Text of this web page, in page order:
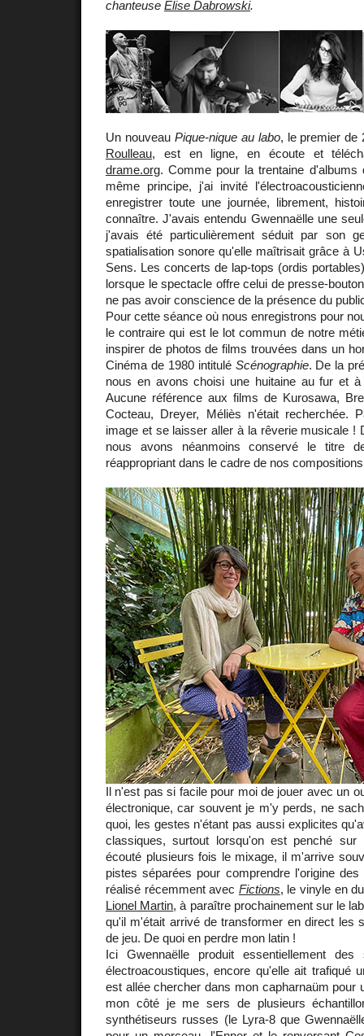
chanteuse Élise Dabrowski.
Un nouveau Pique-nique au labo, le premier de
Roulleau, est en ligne, en écoute et
drame.org. Comme pour la trentaine d'albums
même principe, j'ai invité
enregistrer toute une journée, librement,
connaître. J'avais entendu Gwennaëlle une
j'avais été particulièrement séduit par son
spatialisation sonore qu'elle maîtrisait grâce à
Sens. Les concerts de lap-tops (ordis
lorsque le spectacle offre celui de presse-
ne pas avoir conscience de la présence du
Pour cette séance où nous enregistrons pour
le contraire qui est le lot commun de notre
inspirer de photos de films trouvées dans un
Cinéma de 1980 intitulé Scénographie. De la
nous en avons choisi une huitaine au fur et
Aucune référence aux films de Kurosawa,
Cocteau, Dreyer, Méliès n'était recherchée.
image et se laisser aller à la rêverie musicale !
nous avons néanmoins conservé le titre
réappropriant dans le cadre de nos
Il n'est pas si facile pour moi de jouer avec un
électronique, car souvent je m'y perds, ne
quoi, les gestes n'étant pas aussi explicites
classiques, surtout lorsqu'on est penché
écouté plusieurs fois le mixage, il m'arrive
pistes séparées pour comprendre l'origine
réalisé récemment avec Fictions, le vinyle en
Lionel Martin, à paraître prochainement sur le
qu'il m'était arrivé de transformer en direct les
de jeu. De quoi en perdre mon latin !
Ici Gwennaëlle produit essentiellement des
électroacoustiques, encore qu'elle ait trafiqué
est allée chercher dans mon capharnaüm pour
mon côté je me sers de plusieurs
synthétiseurs russes (le Lyra-8 que